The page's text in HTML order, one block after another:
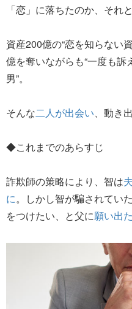
「恋」に落ちたのか、それ
資産200億の“恋を知らない
億を奪いながらも“一度も
男”。
そんな二人が出会い 、動き
◆これまでのあらすじ
詐欺師の策略により、智は
に。しかし智が騙されてい
をつけたい、と父に願い出た